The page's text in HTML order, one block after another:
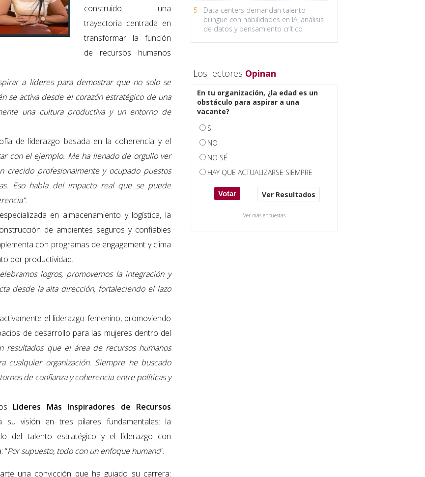
construido una
trayectoria centrada en
transformar la función
de recursos humanos
a líderes para demostrar que no solo se
se activa desde el corazón estratégico de una
una cultura productiva y un entorno de
de liderazgo basada en la coherencia y el
con el ejemplo. Me ha llenado de orgullo ver
crecido profesionalmente y ocupado puestos
Eso habla del impacto real que se puede
en almacenamiento y logística, la
de ambientes seguros y confiables
con programas de engagement y clima
por productividad.
logros, promovemos la integración y
desde la alta dirección, fortaleciendo el lazo
el liderazgo femenino, promoviendo
de desarrollo para las mujeres dentro del
resultados que el área de recursos humanos
cualquier organización. Siempre he buscado
de confianza y coherencia entre políticas y
Líderes Más Inspiradores de Recursos
su visión en tres pilares fundamentales: la
del talento estratégico y el liderazgo con
“Por supuesto, todo con un enfoque humano”.
una convicción que ha guiado su carrera:
5
Data centers demandan talento
bilingüe con habilidades en IA, análisis
de datos y pensamiento crítico
Los lectores Opinan
En tu organización, ¿la edad es un
obstáculo para aspirar a una
vacante?
SI
NO
NO SÉ
HAY QUE ACTUALIZARSE SIEMPRE
Ver Resultados
Ver más encuestas